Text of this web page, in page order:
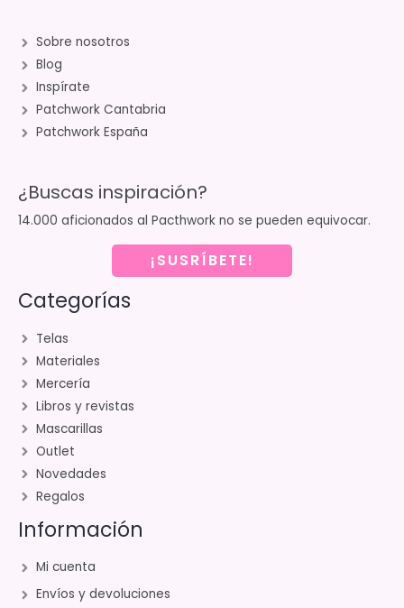
Sobre nosotros
Blog
Inspírate
Patchwork Cantabria
Patchwork España
¿Buscas inspiración?
14.000 aficionados al Pacthwork no se pueden equivocar.
¡SUSRÍBETE!
Categorías
Telas
Materiales
Mercería
Libros y revistas
Mascarillas
Outlet
Novedades
Regalos
Información
Mi cuenta
Envíos y devoluciones